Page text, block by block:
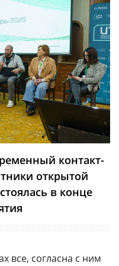
контакт-
открытой
в конце
все, согласна с ним